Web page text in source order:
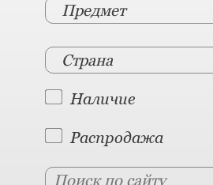
Предмет
Страна
Наличие
Распродажа